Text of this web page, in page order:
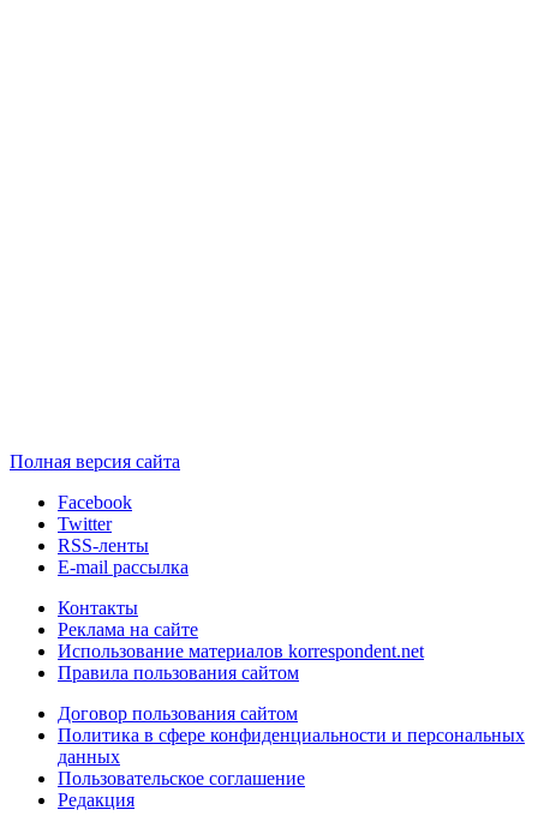
Полная версия сайта
Facebook
Twitter
RSS-ленты
E-mail рассылка
Контакты
Реклама на сайте
Использование материалов korrespondent.net
Правила пользования сайтом
Договор пользования сайтом
Политика в сфере конфиденциальности и персональных
данных
Пользовательское соглашение
Редакция